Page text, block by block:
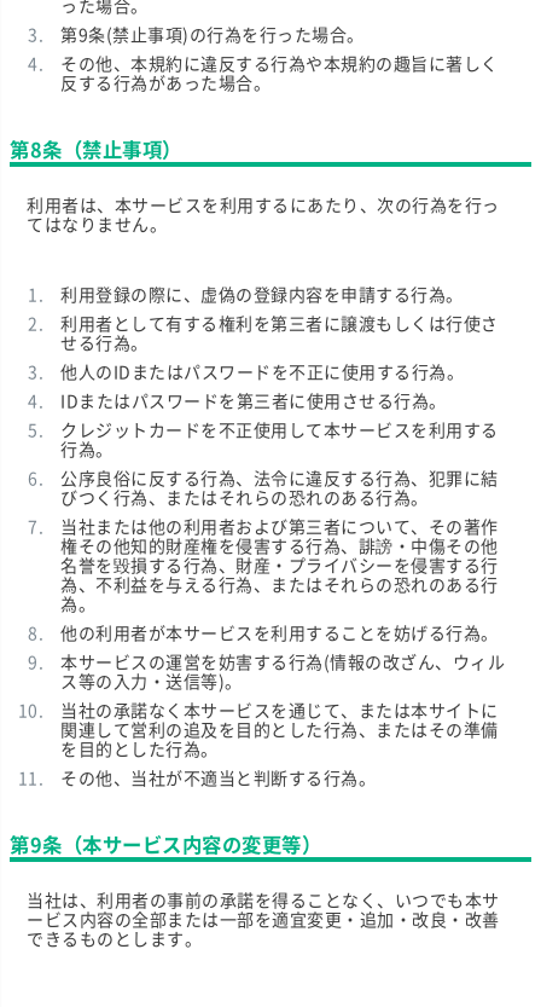
った場合。
第9条(禁止事項)の行為を行った場合。
その他、本規約に違反する行為や本規約の趣旨に著しく
反する行為があった場合。
第8条（禁止事項）
利用者は、本サービスを利用するにあたり、次の行為を行っ
てはなりません。
利用登録の際に、虚偽の登録内容を申請する行為。
利用者として有する権利を第三者に譲渡もしくは行使さ
せる行為。
他人のIDまたはパスワードを不正に使用する行為。
IDまたはパスワードを第三者に使用させる行為。
クレジットカードを不正使用して本サービスを利用する
行為。
公序良俗に反する行為、法令に違反する行為、犯罪に結
びつく行為、またはそれらの恐れのある行為。
当社または他の利用者および第三者について、その著作
権その他知的財産権を侵害する行為、誹謗・中傷その他
名誉を毀損する行為、財産・プライバシーを侵害する行
為、不利益を与える行為、またはそれらの恐れのある行
為。
他の利用者が本サービスを利用することを妨げる行為。
本サービスの運営を妨害する行為(情報の改ざん、ウィル
ス等の入力・送信等)。
当社の承諾なく本サービスを通じて、または本サイトに
関連して営利の追及を目的とした行為、またはその準備
を目的とした行為。
その他、当社が不適当と判断する行為。
第9条（本サービス内容の変更等）
当社は、利用者の事前の承諾を得ることなく、いつでも本サ
ービス内容の全部または一部を適宜変更・追加・改良・改善
できるものとします。